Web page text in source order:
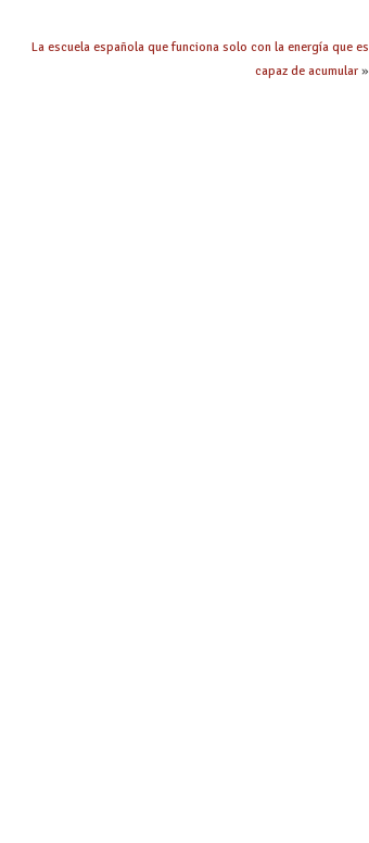
La escuela española que funciona solo con la energía que es
capaz de acumular »